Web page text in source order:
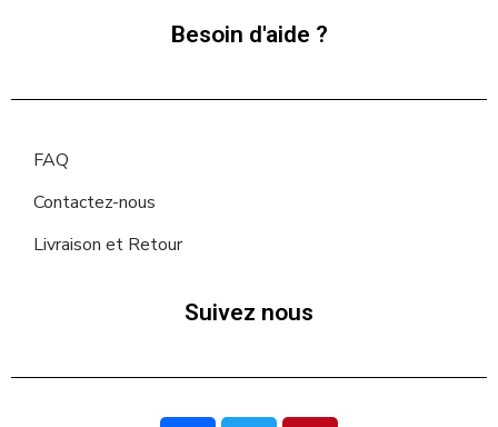
Besoin d'aide ?
FAQ
Contactez-nous
Livraison et Retour
Suivez nous